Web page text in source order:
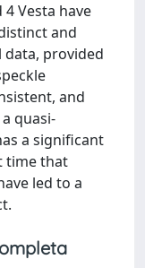
Vesta have
and
provided
and
quasi-
a significant
time that
led to a